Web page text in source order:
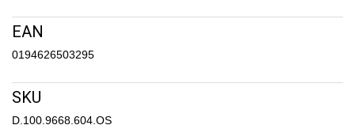
EAN
0194626503295
SKU
D.100.9668.604.OS